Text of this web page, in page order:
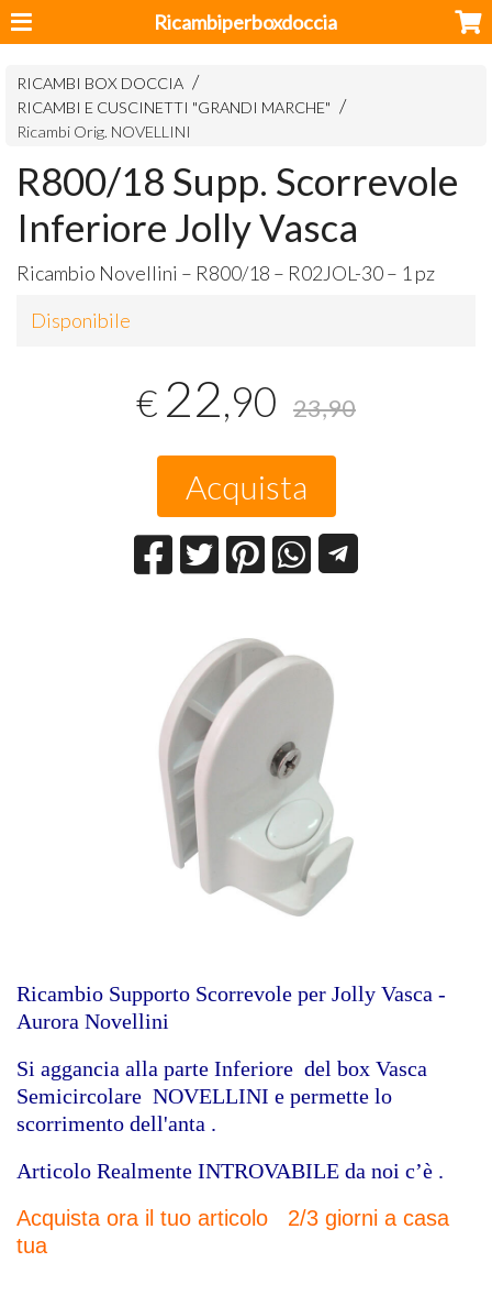
Ricambiperboxdoccia
RICAMBI BOX DOCCIA
RICAMBI E CUSCINETTI "GRANDI MARCHE"
Ricambi Orig. NOVELLINI
R800/18 Supp. Scorrevole
Inferiore Jolly Vasca
Ricambio Novellini – R800/18 – R02JOL-30 – 1 pz
Disponibile
€ 22,90 23,90
Acquista
Ricambio Supporto Scorrevole per Jolly Vasca -
Aurora Novellini
Si aggancia alla parte Inferiore del box Vasca
Semicircolare NOVELLINI e permette lo
scorrimento dell'anta .
Articolo Realmente INTROVABILE da noi c’è .
Acquista ora il tuo articolo 2/3 giorni a casa
tua